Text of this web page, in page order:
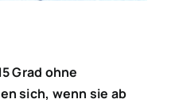
Grad ohne
sich, wenn sie ab